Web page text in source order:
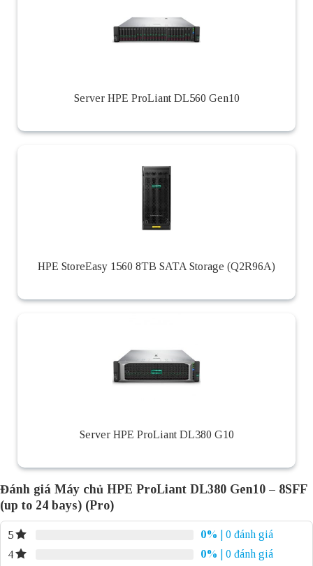
Server HPE ProLiant DL560 Gen10
HPE StoreEasy 1560 8TB SATA Storage (Q2R96A)
Server HPE ProLiant DL380 G10
Đánh giá Máy chủ HPE ProLiant DL380 Gen10 – 8SFF
(up to 24 bays) (Pro)
5 0%
| 0 đánh giá
4
0%
| 0 đánh giá